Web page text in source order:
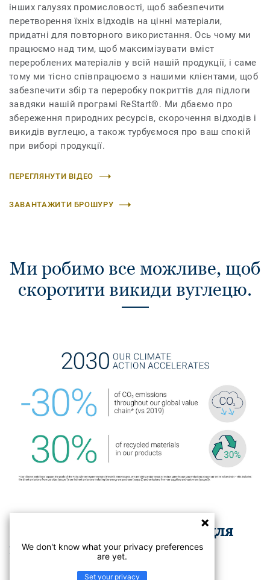
інших галузях промисловості, щоб забезпечити
перетворення їхніх відходів на цінні матеріали,
придатні для повторного використання. Ось чому ми
працюємо над тим, щоб максимізувати вміст
перероблених матеріалів у всій нашій продукції, і саме
тому ми тісно співпрацюємо з нашими клієнтами, щоб
забезпечити збір та переробку покриттів для підлоги
завдяки нашій програмі ReStart®. Ми дбаємо про
збереження природних ресурсів, скорочення відходів і
викидів вуглецю, а також турбуємося про ваш спокій
при виборі продукції.
ПЕРЕГЛЯНУТИ ВІДЕО
ЗАВАНТАЖИТИ БРОШУРУ
Ми робимо все можливе, щоб
скоротити викиди вуглецю.
Шлях до кращого покриття для
підлоги.
We don't know what your privacy preferences
are yet.
Set your privacy